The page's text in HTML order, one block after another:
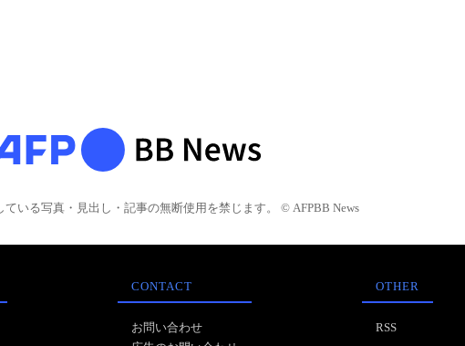
ている写真・見出し・記事の無断使用を禁じます。 © AFPBB News
CONTACT
お問い合わせ
OTHER
RSS